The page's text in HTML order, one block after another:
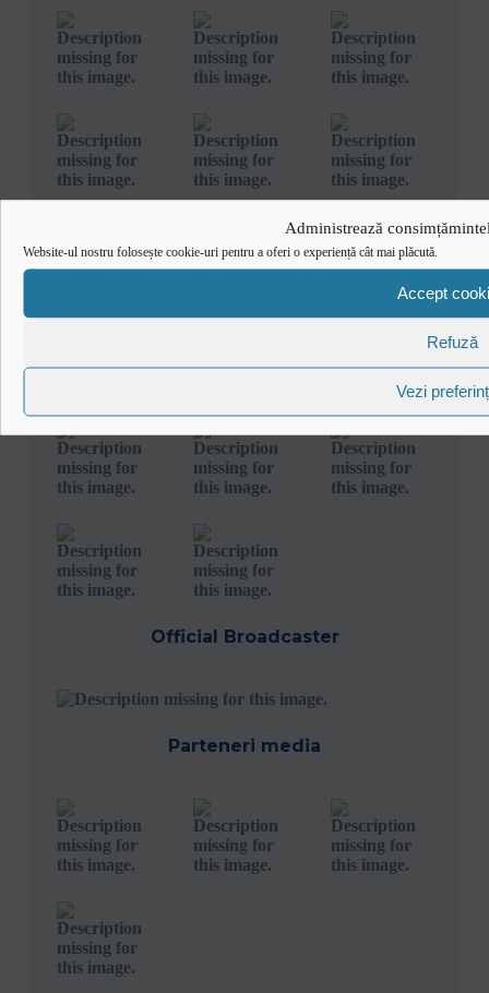
Administrează
Website-ul nostru folosește cookie-uri pentru a oferi o experiență cât mai plăcută.
Accept
Refuză
Vezi
Official Broadcaster
Parteneri media